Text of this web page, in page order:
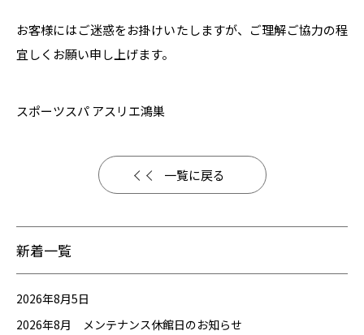
お客様にはご迷惑をお掛けいたしますが、ご理解ご協力の程
宜しくお願い申し上げます。
スポーツスパ アスリエ鴻巣
一覧に戻る
新着一覧
2026年8月5日
2026年8月 メンテナンス休館日のお知らせ